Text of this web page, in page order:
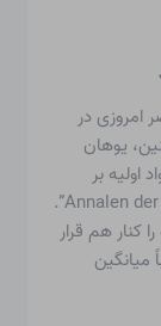
امروزی در
جنین، یوهان
مواد اولیه بر
اساس قیاس آنها” را در کتاب ” منتشر کرد. Annalen der Physik”.
کنار هم قرار
میانگین